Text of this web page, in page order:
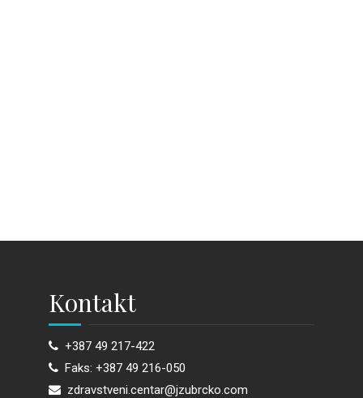
Kontakt
+387 49 217-422
Faks: +387 49 216-050
zdravstveni.centar@jzubrcko.com